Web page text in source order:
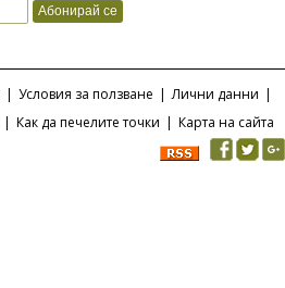
| Условия за ползване | Лични данни |
| Как да печелите точки | Карта на сайта